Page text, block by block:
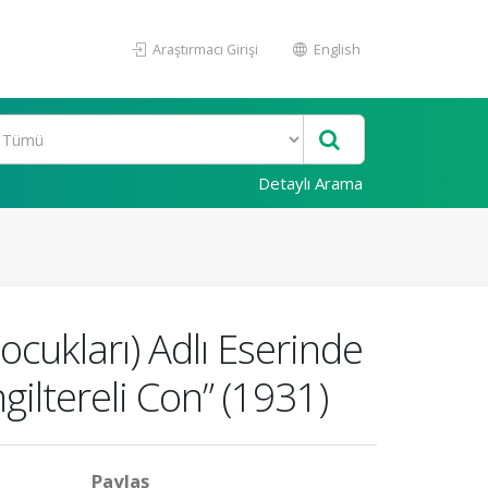
Araştırmacı Girişi English
Detaylı Arama
Adlı Eserinde
Con” (1931)
Paylaş